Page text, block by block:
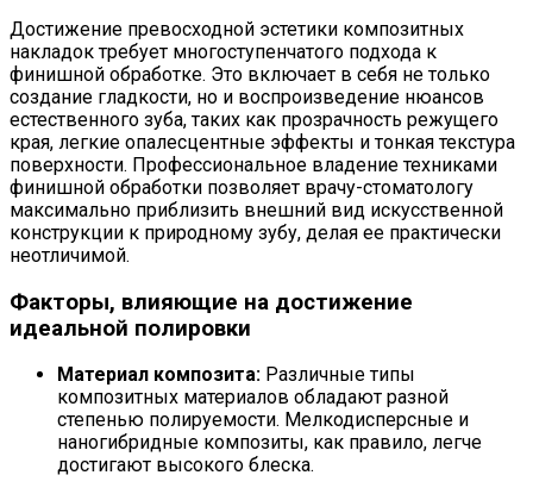
Достижение превосходной эстетики композитных
накладок требует многоступенчатого подхода к
финишной обработке. Это включает в себя не только
создание гладкости, но и воспроизведение нюансов
естественного зуба, таких как прозрачность режущего
края, легкие опалесцентные эффекты и тонкая текстура
поверхности. Профессиональное владение техниками
финишной обработки позволяет врачу-стоматологу
максимально приблизить внешний вид искусственной
конструкции к природному зубу, делая ее практически
неотличимой.
Факторы, влияющие на достижение
идеальной полировки
Материал композита: Различные типы
композитных материалов обладают разной
степенью полируемости. Мелкодисперсные и
наногибридные композиты, как правило, легче
достигают высокого блеска.